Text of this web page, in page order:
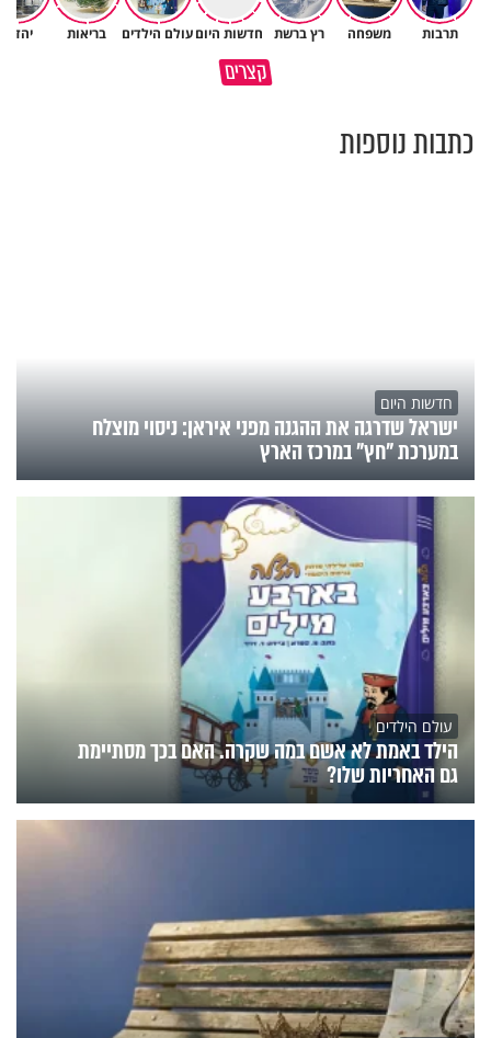
תרבות משפחה רץ ברשת חדשות היוםעולם הילדים בריאות יהדות
קצרים
תום עוז: "אם הייתי אתאיסט,
כתבות נוספות
חדשות היום
ישראל שדרגה את ההגנה מפני איראן: ניסוי מוצלח
במערכת "חץ" במרכז הארץ
עולם הילדים
הילד באמת לא אשם במה שקרה. האם בכך מסתיימת
גם האחריות שלו?